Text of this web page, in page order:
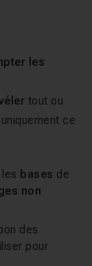
les
tout ou
ce
bases de
non
des
pour